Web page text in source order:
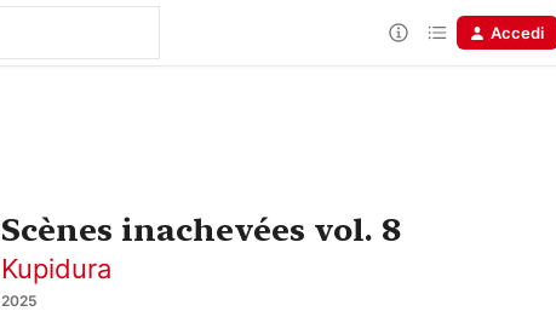
Accedi
Scènes inachevées vol. 8
Kupidura
2025